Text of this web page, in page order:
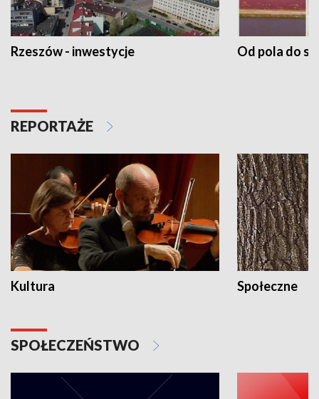
Rzeszów - inwestycje Od pola do
REPORTAŻE
Kultura Społeczne
SPOŁECZEŃSTWO